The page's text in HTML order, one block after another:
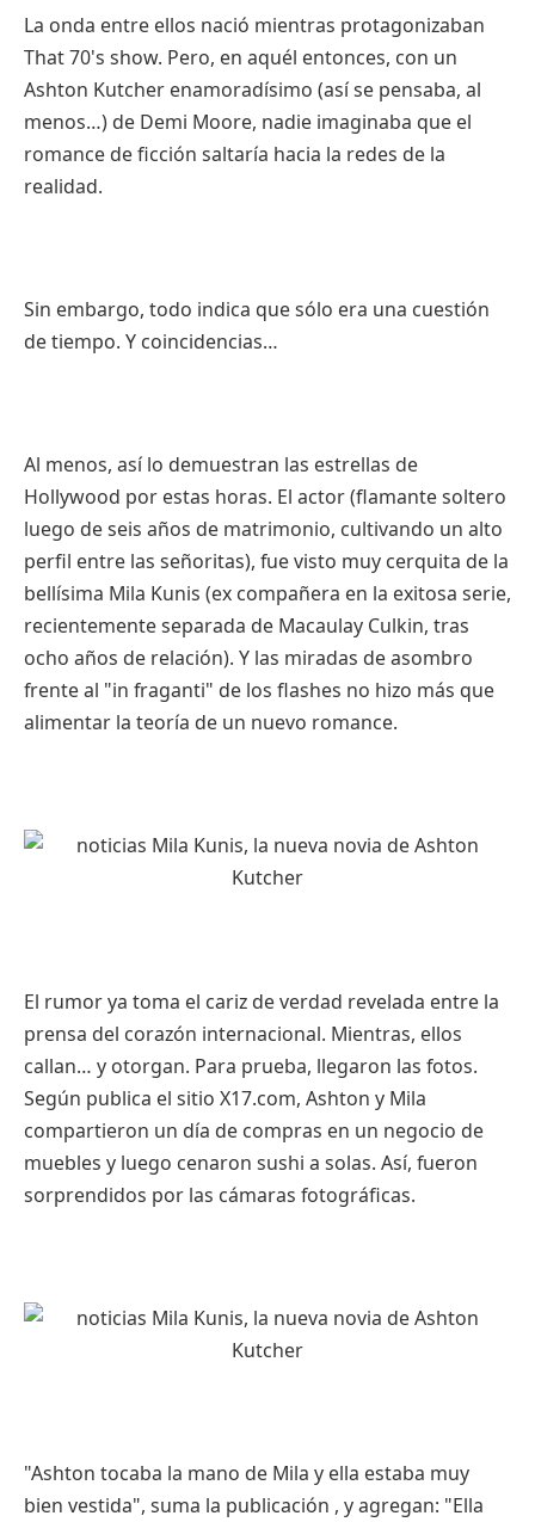
La onda entre ellos nació mientras protagonizaban
That 70's show. Pero, en aquél entonces, con un
Ashton Kutcher enamoradísimo (así se pensaba, al
menos…) de Demi Moore, nadie imaginaba que el
romance de ficción saltaría hacia la redes de la
realidad.
Sin embargo, todo indica que sólo era una cuestión
de tiempo. Y coincidencias…
Al menos, así lo demuestran las estrellas de
Hollywood por estas horas. El actor (flamante soltero
luego de seis años de matrimonio, cultivando un alto
perfil entre las señoritas), fue visto muy cerquita de la
bellísima Mila Kunis (ex compañera en la exitosa serie,
recientemente separada de Macaulay Culkin, tras
ocho años de relación). Y las miradas de asombro
frente al "in fraganti" de los flashes no hizo más que
alimentar la teoría de un nuevo romance.
El rumor ya toma el cariz de verdad revelada entre la
prensa del corazón internacional. Mientras, ellos
callan… y otorgan. Para prueba, llegaron las fotos.
Según publica el sitio X17.com, Ashton y Mila
compartieron un día de compras en un negocio de
muebles y luego cenaron sushi a solas. Así, fueron
sorprendidos por las cámaras fotográficas.
"Ashton tocaba la mano de Mila y ella estaba muy
bien vestida", suma la publicación , y agregan: "Ella